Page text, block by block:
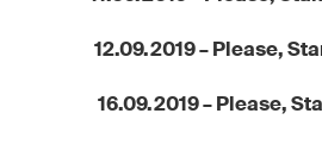
12.09.2019 – Please,
16.09.2019 – Please,